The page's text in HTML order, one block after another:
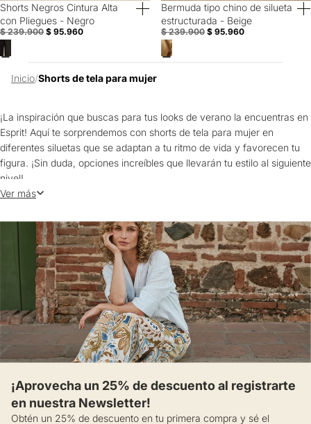
60% Off
Shorts Negros Cintura Alta
con Pliegues - Negro
$ 239.900 $ 95.960
60% Off
Bermuda tipo chino de silueta
estructurada - Beige
$ 239.900 $ 95.960
Inicio/Shorts de tela para mujer
¡La inspiración que buscas para tus looks de verano la encuentras en
Esprit! Aquí te sorprendemos con shorts de tela para mujer en
diferentes siluetas que se adaptan a tu ritmo de vida y favorecen tu
figura. ¡Sin duda, opciones increíbles que llevarán tu estilo al siguiente
nivel!
confeccionadas en tejidos suaves y ligeros de lino, rayón y viscosa.
Además, tienes la posibilidad de elegir shorts de moda en tela con
cortes rectos o tipo paper bag, a los que adicionamos bolsillos
laterales, ajustes enresortados y bolsillos posteriores de parche o
decorativos. Algunas de estas elecciones integran cinturones,
anudados, pinzas marcadas, ruedos y muchos más complementos
delicados que te encantarán.
De igual forma, te entregamos una gran variedad de tonos neutros,
combinaciones súper trendy con tus camisas, tops y camisetas
estampadas favoritas.
Ver más
¡Aprovecha un 25% de descuento al registrarte
en nuestra Newsletter!
Obtén un 25% de descuento en tu primera compra y sé el